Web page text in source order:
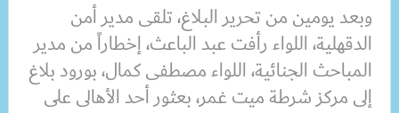
وبعد يومين من تحرير البلاغ، تلقى مدير أمن
الدقهلية، اللواء رأفت عبد الباعث، إخطاراً من مدير
المباحث الجنائية، اللواء مصطفى كمال، بورود بلاغ
إلى مركز شرطة ميت غمر، بعثور أحد الأهالى على